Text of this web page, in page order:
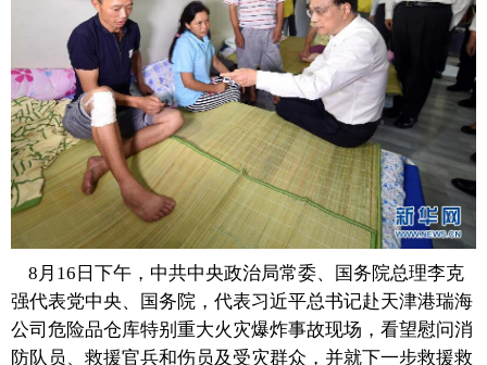
能源 房产 公司
图片 视频 彩票 食品
旅游 健康 信息化 数据
金融 公益 军事 无人机
富媒体 摄影 新华广播
新华电视中文 新华电视英文 返回PC
8月16日下午，中共中央政治局常委、国务院总理李克
强代表党中央、国务院，代表习近平总书记赴天津港瑞海
公司危险品仓库特别重大火灾爆炸事故现场，看望慰问消
防队员、救援官兵和伤员及受灾群众，并就下一步救援救